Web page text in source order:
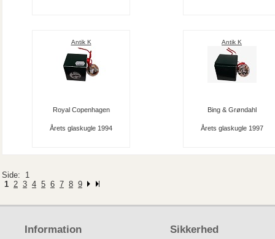
Antik K
Royal Copenhagen
Årets glaskugle 1994
Antik K
Bing & Grøndahl
Årets glaskugle 1997
Side: 1
1 2 3 4 5 6 7 8 9
Information Sikkerhed